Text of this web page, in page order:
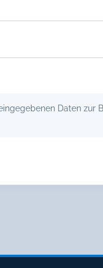
Daten